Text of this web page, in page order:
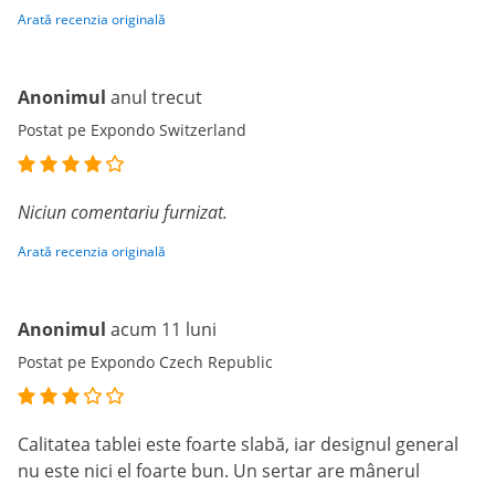
Arată recenzia originală
Anonimul anul trecut
Postat pe Expondo Switzerland
Niciun comentariu furnizat.
Arată recenzia originală
Anonimul acum 11 luni
Postat pe Expondo Czech Republic
Calitatea tablei este foarte slabă, iar designul general
nu este nici el foarte bun. Un sertar are mânerul